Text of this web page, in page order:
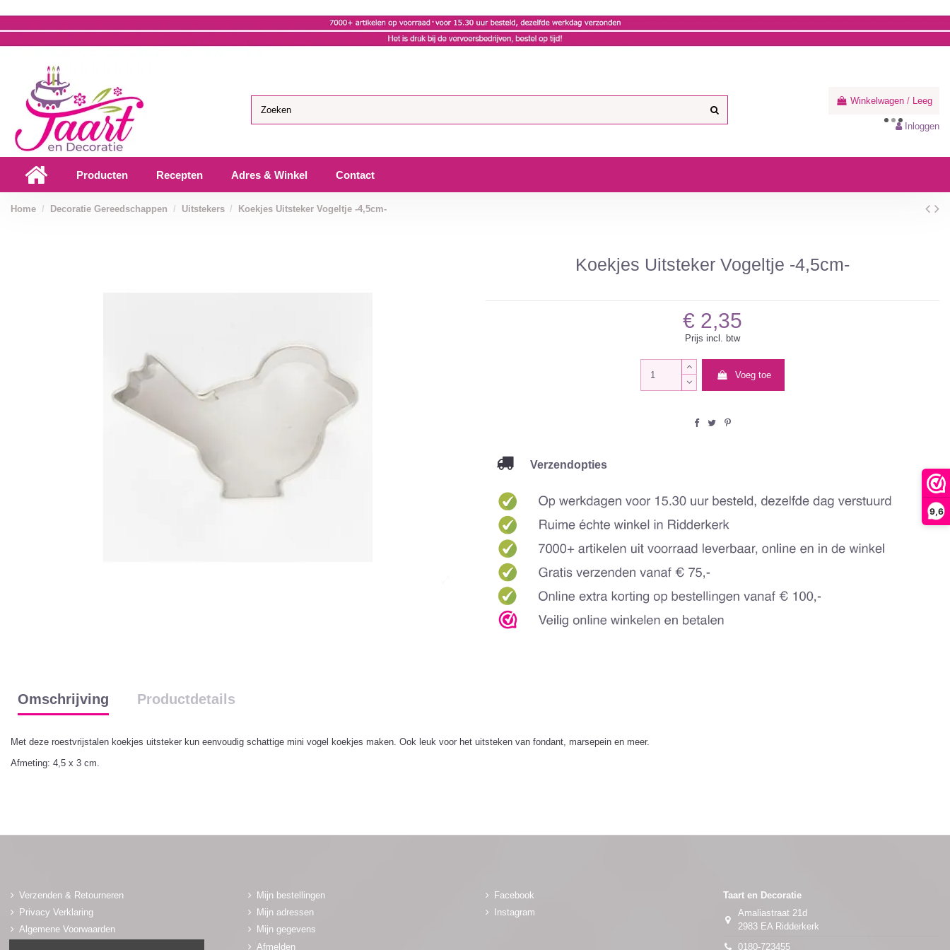
9,6
Winkelwagen / Leeg
Inloggen
Producten Recepten Adres & Winkel Contact
Home Decoratie Gereedschappen Uitstekers Koekjes Uitsteker Vogeltje -4,5cm-
Koekjes Uitsteker Vogeltje -4,5cm-
€ 2,35
Prijs incl. btw
Voeg toe
Verzendopties
Omschrijving Productdetails
Met deze roestvrijstalen koekjes uitsteker kun eenvoudig schattige mini vogel koekjes maken. Ook leuk voor het uitsteken van fondant, marsepein en meer.
Afmeting: 4,5 x 3 cm.
Verzenden & Retourneren
Privacy Verklaring
Algemene Voorwaarden
Mijn bestellingen
Mijn adressen
Mijn gegevens
Afmelden
Facebook
Instagram
Taart en Decoratie
Amaliastraat 21d
2983 EA Ridderkerk
0180-723455